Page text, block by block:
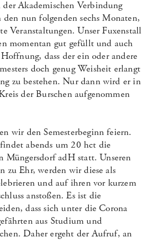
Akademischen Verbindung
nun folgenden sechs Monaten,
Veranstaltungen. Unser Fuxenstall
momentan gut gefüllt und auch
dass der ein oder andere
doch genug Weisheit erlangt
zu bestehen. Nur dann wird er in
der Burschen aufgenommen
wir den Semesterbeginn feiern.
abends um 20 hct die
Müngersdorf adH statt. Unseren
zu Ehr, werden wir diese als
und auf ihren vor kurzem
anstoßen. Es ist die
dass sich unter die Corona
aus Studium und
Daher ergeht der Aufruf, an